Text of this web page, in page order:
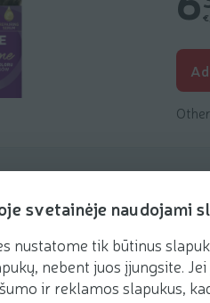
svetainėje naudojami
nustatome tik būtinus
nebent juos įjungsite.
ir reklamos slapukus,